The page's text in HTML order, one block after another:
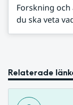
Forskning
du ska veta
Relaterade